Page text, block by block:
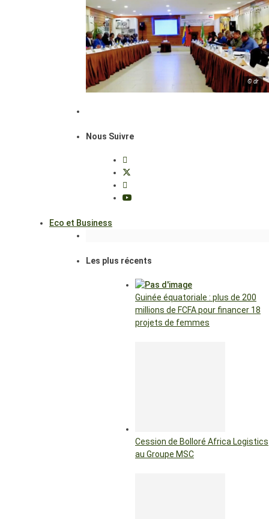
© dr
Nous Suivre
Eco et Business
Les plus récents
Guinée équatoriale : plus de 200
millions de FCFA pour financer 18
projets de femmes
Cession de Bolloré Africa Logistics
au Groupe MSC